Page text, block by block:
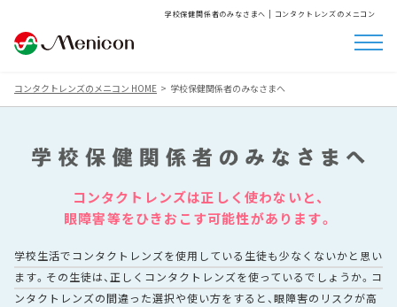
学校保健関係者のみなさまへ | コンタクトレンズのメニコン
コンタクトレンズのメニコン HOME 学校保健関係者のみなさまへ
コンタクトレンズは正しく使わないと、
眼障害等をひきおこす可能性があります。
学校生活でコンタクトレンズを使用している生徒も少なくないかと思い
ます。 その生徒は、正しくコンタクトレンズを使っているでしょうか。 コ
ンタクトレンズの間違った選択や使い方をすると、眼障害のリスクが高